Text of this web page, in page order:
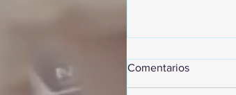
Comentarios